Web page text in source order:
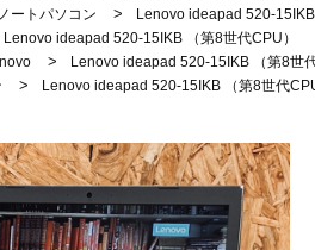
ノートパソコン >
Lenovo ideapad 520-
Lenovo ideapad 520-15IKB （第8世代CPU）
>
Lenovo ideapad 520-15IKB （第8世
> Lenovo ideapad 520-15IKB （第8世代